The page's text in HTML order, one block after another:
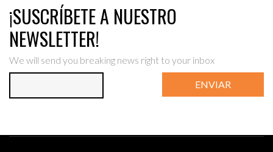
¡SUSCRÍBETE A NUESTRO
NEWSLETTER!
We will send you breaking news right to your inbox
ENVIAR